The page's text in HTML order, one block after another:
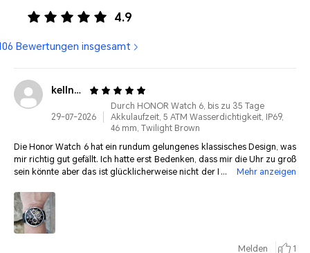
4.9
Bewertungen insgesamt
kellner*******@outlook.de
29-07-2026
Durch HONOR Watch 6, bis zu 35 Tage
Akkulaufzeit, 5 ATM Wasserdichtigkeit, IP69,
46 mm, Twilight Brown
Die Honor Watch 6 hat ein rundum gelungenes klassisches Design, was
mir richtig gut gefällt. Ich hatte erst Bedenken, dass mir die Uhr zu groß
sein könnte aber das ist glücklicherweise nicht der Fall. Meine Handgel
ne Galaxy Watch 8 aber die Akkulaufzeit von maximal 2 Tagen ist unteri
rdisch.
Mehr anzeigen
Melden 1